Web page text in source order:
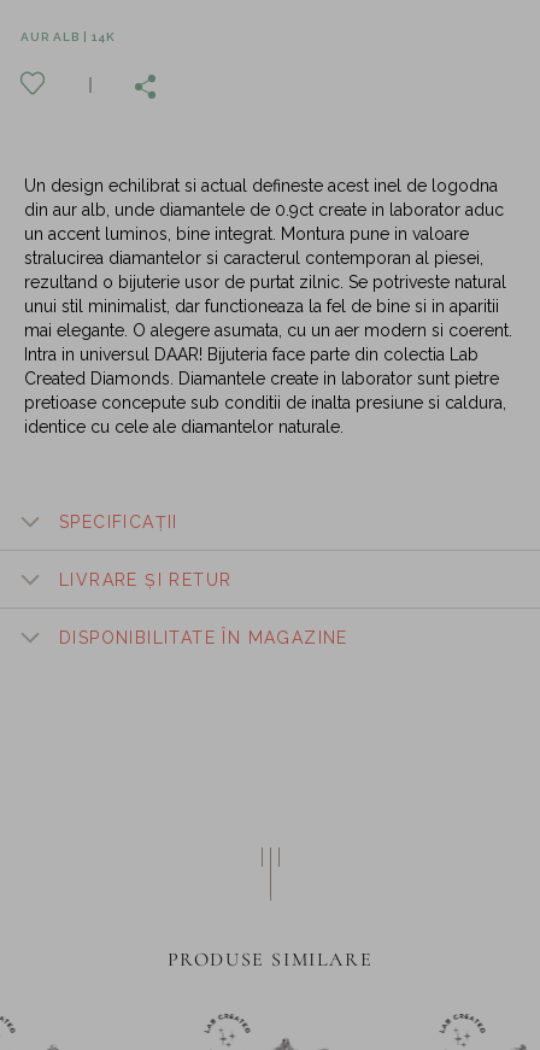
AUR ALB | 14K
Un design echilibrat si actual defineste acest inel de logodna
din aur alb, unde diamantele de 0.9ct create in laborator aduc
un accent luminos, bine integrat. Montura pune in valoare
stralucirea diamantelor si caracterul contemporan al piesei,
rezultand o bijuterie usor de purtat zilnic. Se potriveste natural
unui stil minimalist, dar functioneaza la fel de bine si in aparitii
mai elegante. O alegere asumata, cu un aer modern si coerent.
Intra in universul DAAR! Bijuteria face parte din colectia Lab
Created Diamonds. Diamantele create in laborator sunt pietre
pretioase concepute sub conditii de inalta presiune si caldura,
identice cu cele ale diamantelor naturale.
SPECIFICAȚII
LIVRARE ȘI RETUR
DISPONIBILITATE ÎN MAGAZINE
PRODUSE SIMILARE